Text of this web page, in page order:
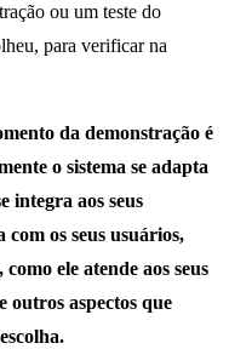
ou um teste do
para verificar na
da demonstração é
o sistema se adapta
integra aos seus
com os seus usuários,
ele atende aos seus
outros aspectos que